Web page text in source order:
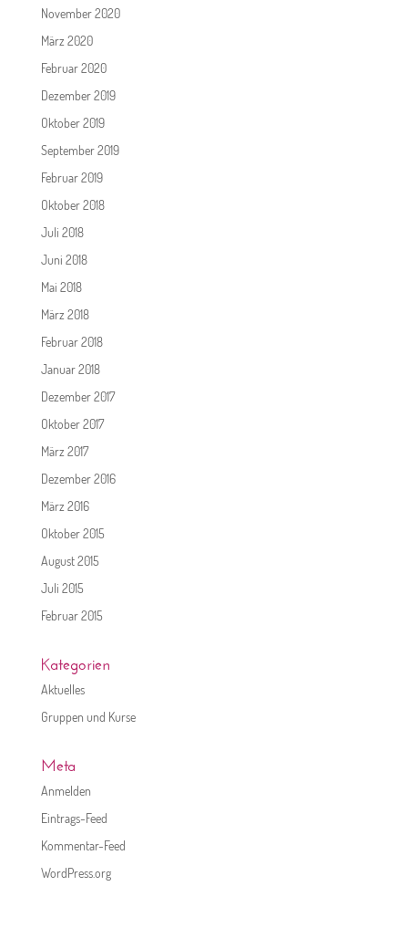
November 2020
März 2020
Februar 2020
Dezember 2019
Oktober 2019
September 2019
Februar 2019
Oktober 2018
Juli 2018
Juni 2018
Mai 2018
März 2018
Februar 2018
Januar 2018
Dezember 2017
Oktober 2017
März 2017
Dezember 2016
März 2016
Oktober 2015
August 2015
Juli 2015
Februar 2015
Kategorien
Aktuelles
Gruppen und Kurse
Meta
Anmelden
Eintrags-Feed
Kommentar-Feed
WordPress.org